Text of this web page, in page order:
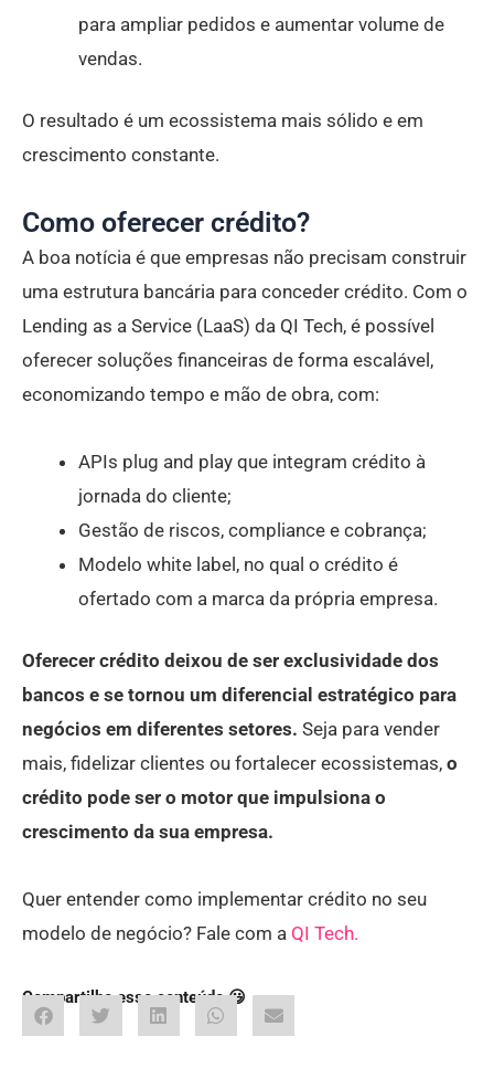
para ampliar pedidos e aumentar volume de
vendas.
O resultado é um ecossistema mais sólido e em
crescimento constante.
Como oferecer crédito?
A boa notícia é que empresas não precisam construir
uma estrutura bancária para conceder crédito. Com o
Lending as a Service (LaaS) da QI Tech, é possível
oferecer soluções financeiras de forma escalável,
economizando tempo e mão de obra, com:
APIs plug and play que integram crédito à
jornada do cliente;
Gestão de riscos, compliance e cobrança;
Modelo white label, no qual o crédito é
ofertado com a marca da própria empresa.
Oferecer crédito deixou de ser exclusividade dos
bancos e se tornou um diferencial estratégico para
negócios em diferentes setores. Seja para vender
mais, fidelizar clientes ou fortalecer ecossistemas, o
crédito pode ser o motor que impulsiona o
crescimento da sua empresa.
Quer entender como implementar crédito no seu
modelo de negócio? Fale com a QI Tech.
Compartilhe esse conteúdo 😃